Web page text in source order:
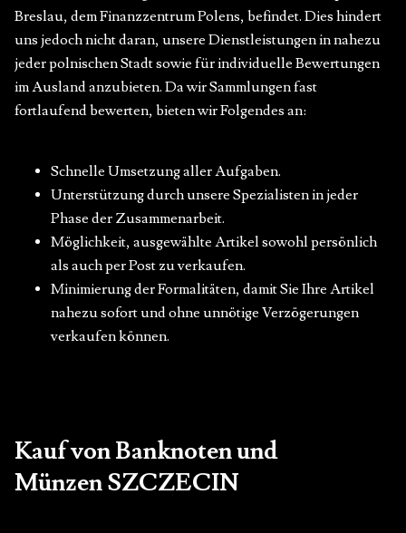
Breslau, dem Finanzzentrum Polens, befindet. Dies hindert
uns jedoch nicht daran, unsere Dienstleistungen in nahezu
jeder polnischen Stadt sowie für individuelle Bewertungen
im Ausland anzubieten. Da wir Sammlungen fast
fortlaufend bewerten, bieten wir Folgendes an:
Schnelle Umsetzung aller Aufgaben.
Unterstützung durch unsere Spezialisten in jeder
Phase der Zusammenarbeit.
Möglichkeit, ausgewählte Artikel sowohl persönlich
als auch per Post zu verkaufen.
Minimierung der Formalitäten, damit Sie Ihre Artikel
nahezu sofort und ohne unnötige Verzögerungen
verkaufen können.
Kauf von Banknoten und
Münzen SZCZECIN